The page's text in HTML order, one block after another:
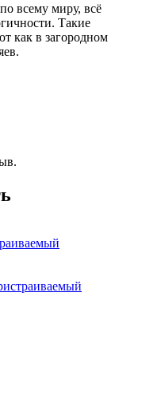
всему миру, всё
Такие
как в загородном